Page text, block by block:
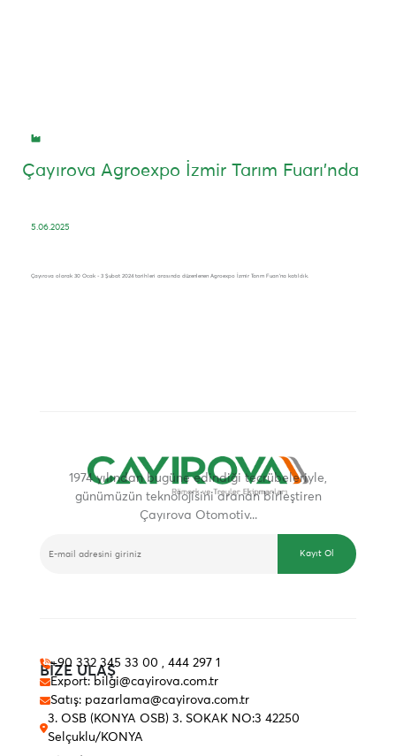
Çayırova Agroexpo İzmir Tarım Fuarı'nda
5.06.2025
Çayırova olarak 30 Ocak - 3 Şubat 2024 tarihleri arasında düzenlenen Agroexpo İzmir Tarım Fuarı'na katıldık.
1974 yılından bugüne edindiği tecrübeleriyle,
günümüzün teknolojisini aranan birleştiren
Çayırova Otomotiv...
Kayıt Ol
BİZE ULAŞ
+90 332 345 33 00 , 444 297 1
Export: bilgi@cayirova.com.tr
Satış: pazarlama@cayirova.com.tr
3. OSB (KONYA OSB) 3. SOKAK NO:3 42250
Selçuklu/KONYA